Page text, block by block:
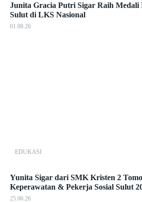
Junita Gracia Putri Sigar Raih Medali
Sulut di LKS Nasional
01.08.26
EDUKASI
Yunita Sigar dari SMK Kristen 2
Keperawatan & Pekerja Sosial Sulut
25.06.26